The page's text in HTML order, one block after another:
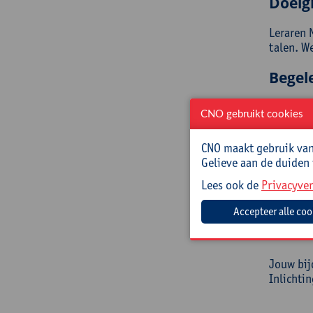
Leraren
talen.
Jouw
CNO gebruikt cookies
CNO maakt gebruik
Gelieve aan de
Lees ook de